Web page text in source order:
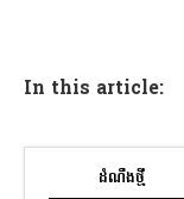
In this article:
ដំណឹងថ្មី